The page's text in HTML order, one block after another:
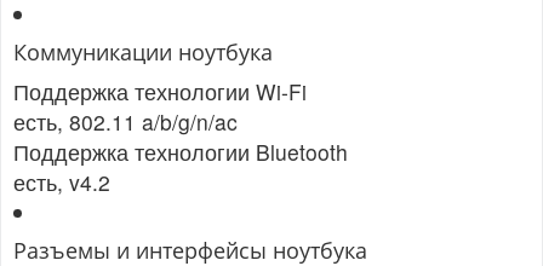
Коммуникации ноутбука
Поддержка технологии Wi-Fi
есть, 802.11 a/b/g/n/ac
Поддержка технологии Bluetooth
есть, v4.2
Разъемы и интерфейсы ноутбука